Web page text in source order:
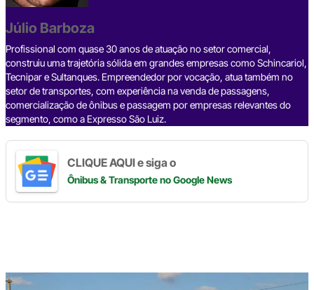
o
o
k
s
Júlio Barboza
Profissional com quase 30 anos de atuação no setor comercial,
construiu uma trajetória sólida em grandes empresas como Schincariol,
Tecnipar e Sultanques. Empreendedor por vocação, atua também no
setor de transportes, com experiência na venda de passagens,
comercialização de ônibus e passagem por empresas relevantes do
segmento, como a Expresso São Luiz.
CLIQUE AQUI e siga o
Ônibus & Transporteno Google News
Digite